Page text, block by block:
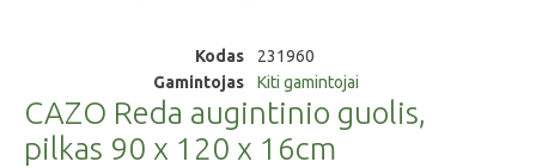
Kodas
231960
Gamintojas
Kiti gamintojai
CAZO Reda augintinio guolis,
pilkas 90 x 120 x 16cm